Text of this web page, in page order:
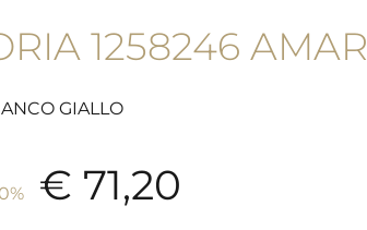
1258246 AMAR
GIALLO
€ 71,20